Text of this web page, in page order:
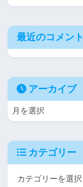
最近のコメント
アーカイブ
カテゴリー